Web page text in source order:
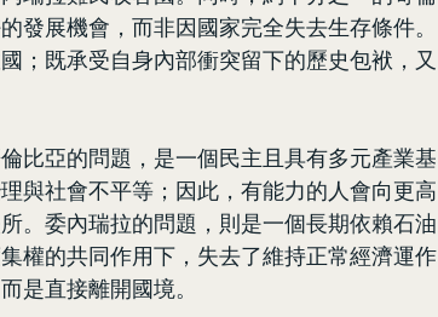
發展機會，而非因國家完全失去生存條件。
；既承受自身內部衝突留下的歷史包袱，又
比亞的問題，是一個民主且具有多元產業基
與社會不平等；因此，有能力的人會向更高
。委內瑞拉的問題，則是一個長期依賴石油
權的共同作用下，失去了維持正常經濟運作
是直接離開國境。